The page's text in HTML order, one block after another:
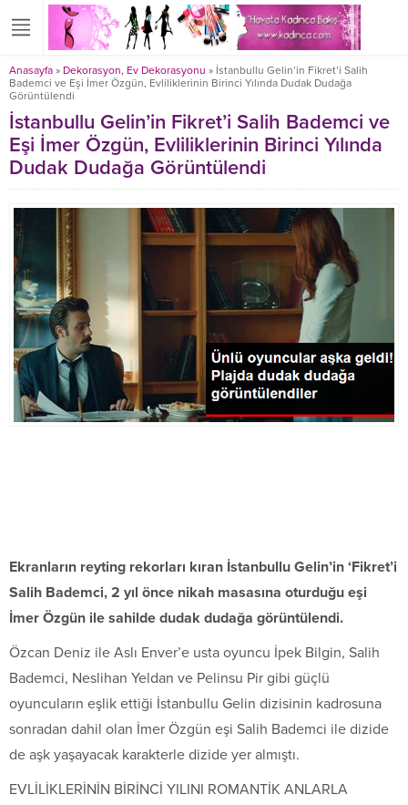
Anasayfa » Dekorasyon, Ev Dekorasyonu » İstanbullu Gelin’in Fikret’i Salih
Bademci ve Eşi İmer Özgün, Evliliklerinin Birinci Yılında Dudak Dudağa
Görüntülendi
İstanbullu Gelin’in Fikret’i Salih Bademci ve
Eşi İmer Özgün, Evliliklerinin Birinci Yılında
Dudak Dudağa Görüntülendi
Ekranların reyting rekorları kıran İstanbullu Gelin’in ‘Fikret’i
Salih Bademci, 2 yıl önce nikah masasına oturduğu eşi
İmer Özgün ile sahilde dudak dudağa görüntülendi.
Özcan Deniz ile Aslı Enver’e usta oyuncu İpek Bilgin, Salih
Bademci, Neslihan Yeldan ve Pelinsu Pir gibi güçlü
oyuncuların eşlik ettiği İstanbullu Gelin dizisinin kadrosuna
sonradan dahil olan İmer Özgün eşi Salih Bademci ile dizide
de aşk yaşayacak karakterle dizide yer almıştı.
EVLİLİKLERİNİN BİRİNCİ YILINI ROMANTİK ANLARLA